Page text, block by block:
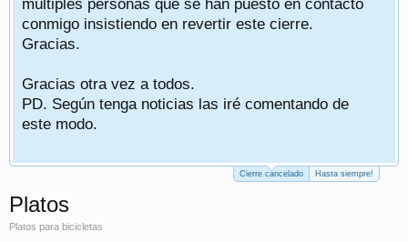
múltiples personas que se han puesto en contacto
conmigo insistiendo en revertir este cierre.
Gracias.
Gracias otra vez a todos.
PD. Según tenga noticias las iré comentando de
este modo.
Cierre cancelado Hasta siempre!
Platos
Platos para bicicletas